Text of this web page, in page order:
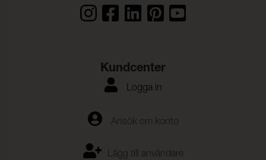
Kundcenter
Logga in
Ansök om konto
Lägg till användare